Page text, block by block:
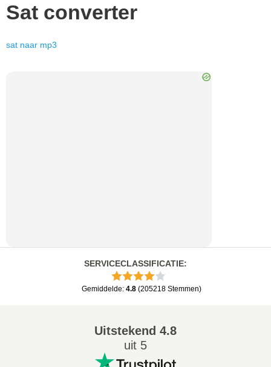
Sat converter
sat naar mp3
SERVICECLASSIFICATIE:
Gemiddelde: 4.8 (205218 Stemmen)
Uitstekend 4.8
uit 5